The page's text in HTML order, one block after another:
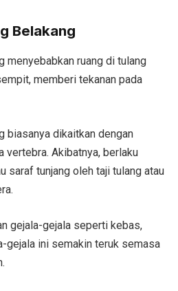
Belakang
menyebabkan ruang di tulang
memberi tekanan pada
biasanya dikaitkan dengan
vertebra. Akibatnya, berlaku
saraf tunjang oleh taji tulang atau
gejala-gejala seperti kebas,
gejala ini semakin teruk semasa